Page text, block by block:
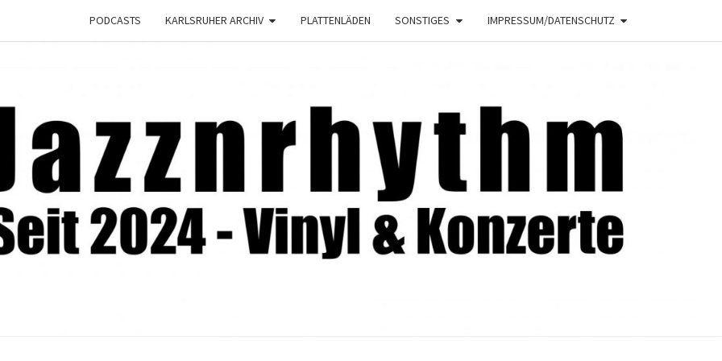
PODCASTS KARLSRUHER ARCHIV PLATTENLÄDEN SONSTIGES IMPRESSUM/DATENSCHUTZ
JAZZNRHYTHM
2024 –
Vinyl &
Konzerte